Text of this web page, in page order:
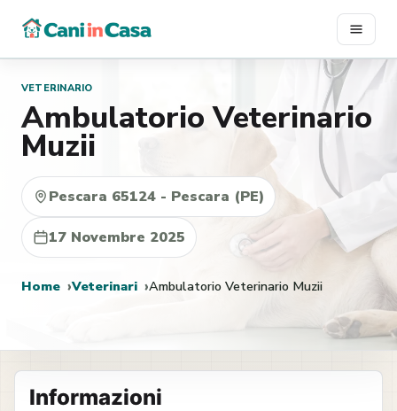
contenuto
VETERINARIO
Ambulatorio Veterinario
Muzii
Pescara 65124 - Pescara (PE)
17 Novembre 2025
Home Veterinari Ambulatorio Veterinario Muzii
Informazioni